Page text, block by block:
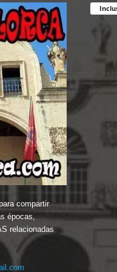
compartir
épocas,
relacionadas